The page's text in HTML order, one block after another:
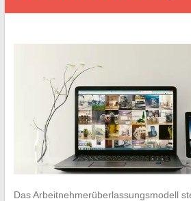
Das Arbeitnehmerüberlassungsmodell